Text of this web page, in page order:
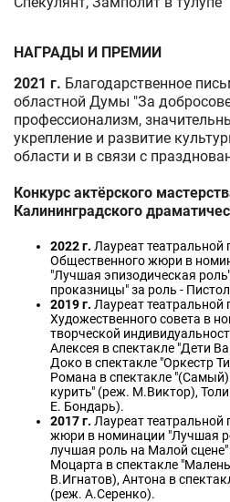
НАГРАДЫ И ПРЕМИИ
2021 г. Благодарственное
областной Думы "За
профессионализм,
укрепление и развитие
области и в связи с
Конкурс актёрского
Калининградского
2022 г. Лауреат театральной
Общественного жюри в
"Лучшая эпизодическая
проказницы" за роль -
2019 г. Лауреат театральной
Художественного совета в
творческой
Алексея в спектакле "Дети
Доко в спектакле "Оркестр
Романа в спектакле "(Самый)
курить" (реж. М.Виктор),
Е. Бондарь).
2017 г. Лауреат
жюри в номинации "Лучшая
лучшая роль на Малой сцене"
Моцарта в спектакле
В.Игнатов), Антона в
(реж. А.Серенко).